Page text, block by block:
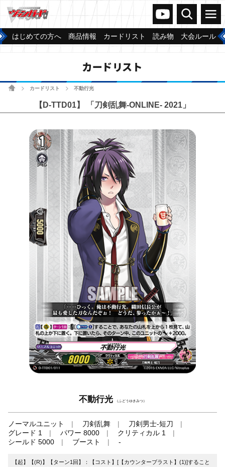
ヴァンガードch
検索 メニュー
はじめての方へ 商品情報 カードリスト 読み物 大会ルール
カードリスト
ホームカードリスト 不動行光
【D-TTD01】 「刀剣乱舞-ONLINE- 2021」
不動行光 （ふどうゆきみつ）
ノーマルユニット 刀剣乱舞
刀剣男士-短刀
グレード 1
パワー 8000
クリティカル 1
シールド 5000
ブースト -
【起】【(R)】【ターン1回】：【コスト】[【カウンターブラスト】(1)]すること